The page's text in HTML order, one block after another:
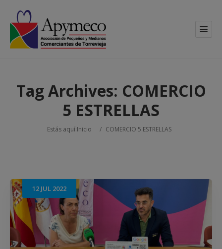
Tag Archives: COMERCIO
5 ESTRELLAS
Estás aquí:Inicio / COMERCIO 5 ESTRELLAS
12 JUL 2022